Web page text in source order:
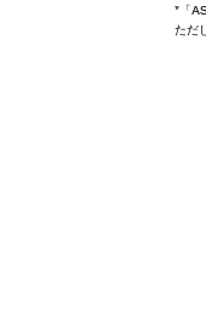
*「
ただ